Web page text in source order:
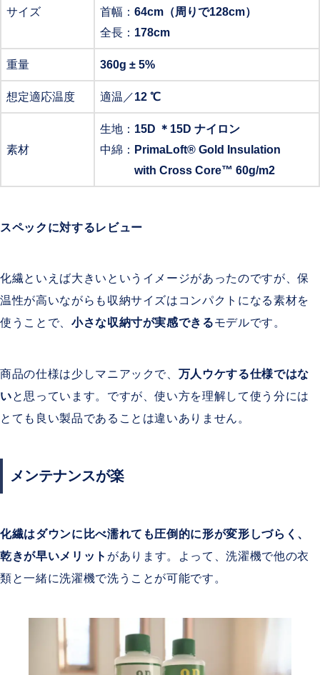
サイズ 首幅： 64cm（周りで128cm）
全長： 178cm
重量 360g ± 5%
想定適応温度 適温／12 ℃
素材
生地： 15D ＊15D ナイロン
中綿： PrimaLoft® Gold Insulation
with Cross Core™ 60g/m2
スペックに対するレビュー
化繊といえば大きいというイメージがあったのですが、保
温性が高いながらも収納サイズはコンパクトになる素材を
使うことで、 小さな収納寸が実感できるモデルです。
商品の仕様は少しマニアックで、 万人ウケする仕様ではな
いと思っています。ですが、使い方を理解して使う分には
とても良い製品であることは違いありません。
メンテナンスが楽
化繊はダウンに比べ濡れても圧倒的に形が変形しづらく、
乾きが早いメリット があります。よって、洗濯機で他の衣
類と一緒に洗濯機で洗うことが可能です。